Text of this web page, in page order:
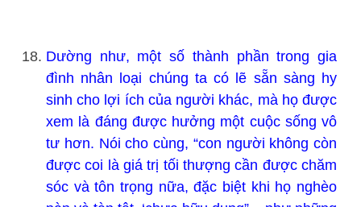
Dường như, một số thành phần trong gia
đình nhân loại chúng ta có lẽ sẵn sàng hy
sinh cho lợi ích của người khác, mà họ được
xem là đáng được hưởng một cuộc sống vô
tư hơn. Nói cho cùng, “con người không còn
được coi là giá trị tối thượng cần được chăm
sóc và tôn trọng nữa, đặc biệt khi họ nghèo